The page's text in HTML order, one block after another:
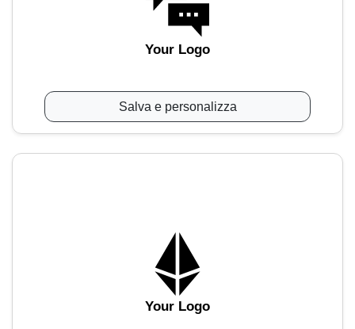
Your Logo
Salva e personalizza
Your Logo